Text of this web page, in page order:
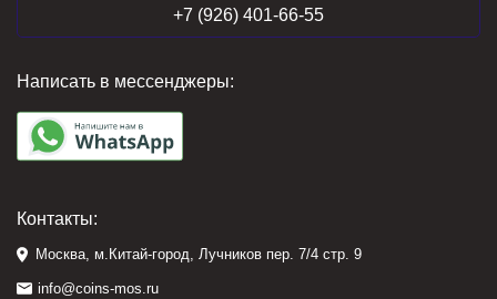
+7 (926) 401-66-55
Написать в мессенджеры:
Контакты:
Москва, м.Китай-город, Лучников пер. 7/4 стр. 9
info@coins-mos.ru